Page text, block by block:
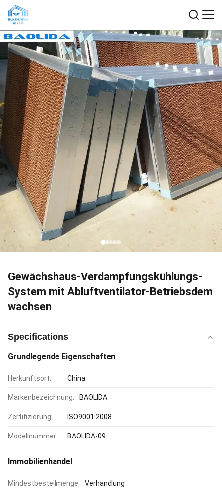
Gewächshaus-Verdampfungskühlungs-
System mit Abluftventilator-Betriebsdem
wachsen
Specifications
Grundlegende Eigenschaften
Herkunftsort: China
Markenbezeichnung: BAOLIDA
Zertifizierung: ISO9001:2008
Modellnummer: BAOLIDA-09
Immobilienhandel
Mindestbestellmenge: Verhandlung